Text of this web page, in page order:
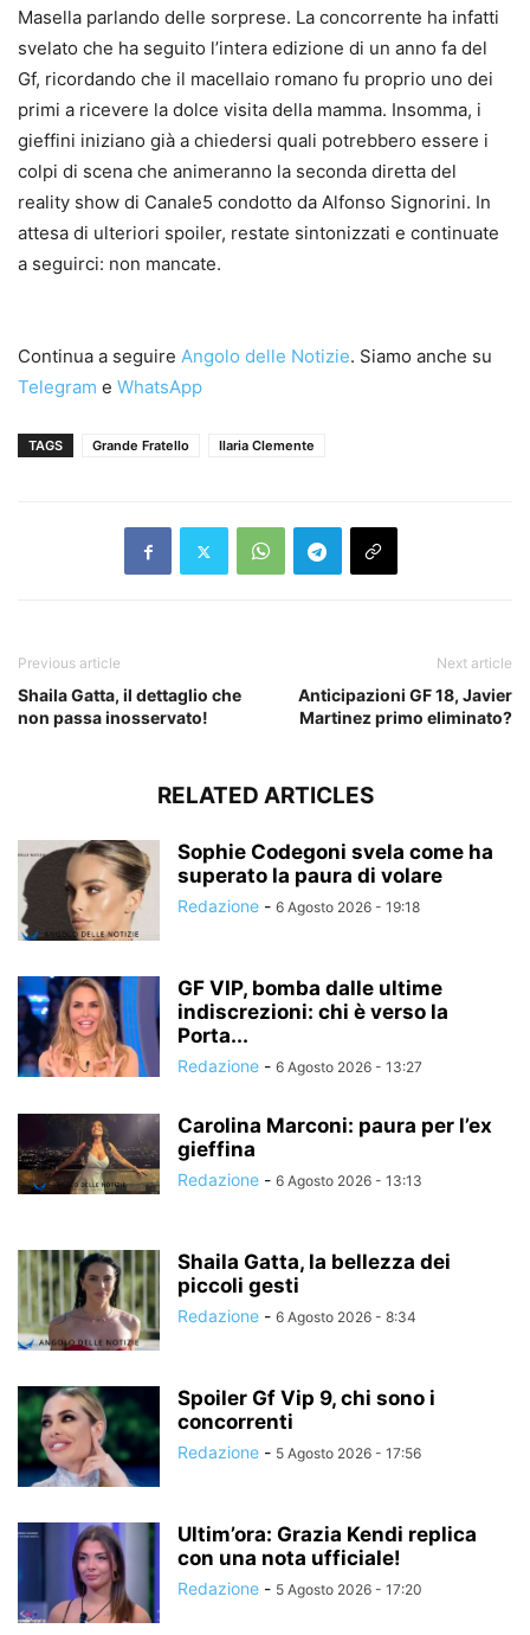
Masella parlando delle sorprese. La concorrente ha infatti
svelato che ha seguito l’intera edizione di un anno fa del
Gf, ricordando che il macellaio romano fu proprio uno dei
primi a ricevere la dolce visita della mamma. Insomma, i
gieffini iniziano già a chiedersi quali potrebbero essere i
colpi di scena che animeranno la seconda diretta del
reality show di Canale5 condotto da Alfonso Signorini. In
attesa di ulteriori spoiler, restate sintonizzati e continuate
a seguirci: non mancate.
Continua a seguire Angolo delle Notizie. Siamo anche su
Telegram e WhatsApp
TAGS Grande Fratello Ilaria Clemente
Previous article
Shaila Gatta, il dettaglio che
non passa inosservato!
Next article
Anticipazioni GF 18, Javier
Martinez primo eliminato?
RELATED ARTICLES
Sophie Codegoni svela come ha
superato la paura di volare
Redazione - 6 Agosto 2026 - 19:18
GF VIP, bomba dalle ultime
indiscrezioni: chi è verso la
Porta...
Redazione - 6 Agosto 2026 - 13:27
Carolina Marconi: paura per l’ex
gieffina
Redazione - 6 Agosto 2026 - 13:13
Shaila Gatta, la bellezza dei
piccoli gesti
Redazione - 6 Agosto 2026 - 8:34
Spoiler Gf Vip 9, chi sono i
concorrenti
Redazione - 5 Agosto 2026 - 17:56
Ultim’ora: Grazia Kendi replica
con una nota ufficiale!
Redazione - 5 Agosto 2026 - 17:20